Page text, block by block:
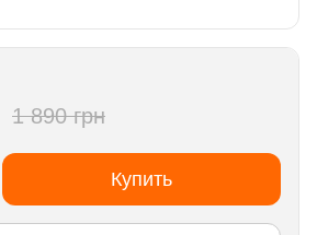
1 890 грн
Купить